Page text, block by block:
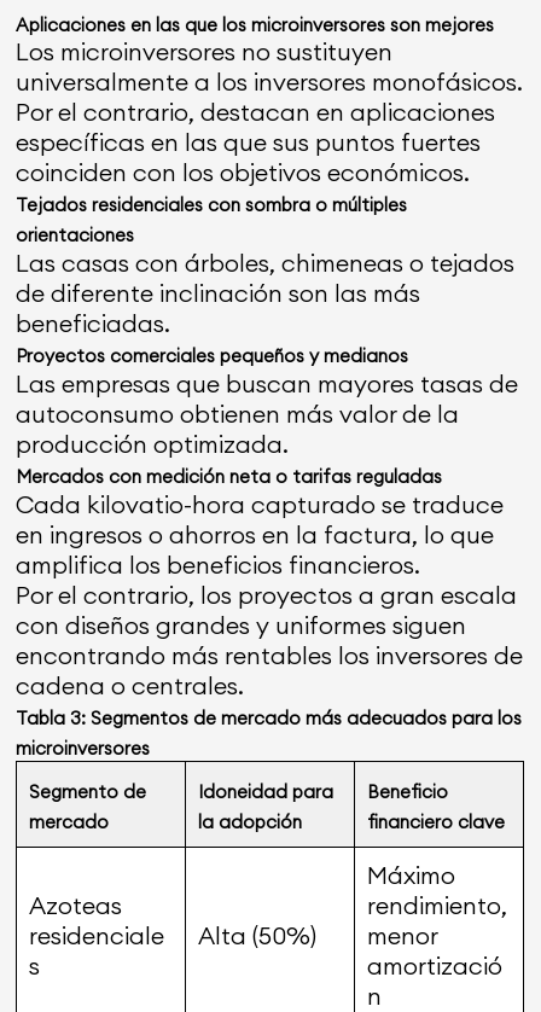
Aplicaciones en las que los microinversores son mejores
Los microinversores no sustituyen
universalmente a los inversores monofásicos.
Por el contrario, destacan en aplicaciones
específicas en las que sus puntos fuertes
coinciden con los objetivos económicos.
Tejados residenciales con sombra o múltiples
orientaciones
Las casas con árboles, chimeneas o tejados
de diferente inclinación son las más
beneficiadas.
Proyectos comerciales pequeños y medianos
Las empresas que buscan mayores tasas de
autoconsumo obtienen más valor de la
producción optimizada.
Mercados con medición neta o tarifas reguladas
Cada kilovatio-hora capturado se traduce
en ingresos o ahorros en la factura, lo que
amplifica los beneficios financieros.
Por el contrario, los proyectos a gran escala
con diseños grandes y uniformes siguen
encontrando más rentables los inversores de
cadena o centrales.
Tabla 3: Segmentos de mercado más adecuados para los
microinversores
Segmento de
mercado
Idoneidad para
la adopción
Beneficio
financiero clave
Azoteas
residenciale
s
Alta (50%)
Máximo
rendimiento,
menor
amortizació
n